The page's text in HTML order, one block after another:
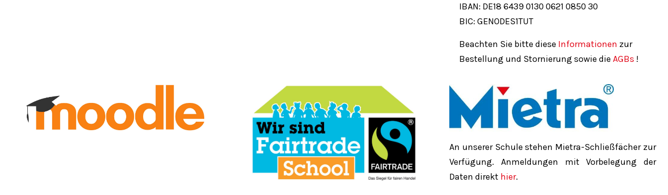
IBAN: DE18 64390130 0621 0850 30
BIC: GENODES1TUT
Beachten Sie bitte diese Informationen zur
Bestellung und Stornierung sowie die AGBs !
An unserer Schule stehen Mietra-Schließfächer zur
Verfügung. Anmeldungen mit Vorbelegung der
Daten direkt hier.